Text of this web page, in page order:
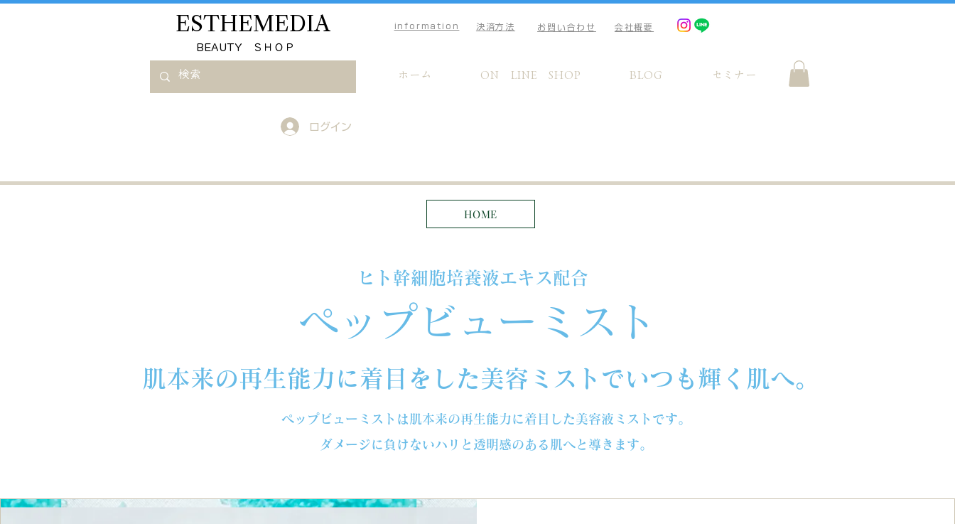
ESTHEMEDIA information 決済方法 お問い合わせ 会社概要
​BEAUTY ＳＨＯＰ
ホーム ON LINE SHOP BLOG セミナー
ログイン
HOME
ヒト幹細胞培養液エキス配合
ストーリー
ペップビューミスト
肌本来の再生能力に着目をした美容ミストでいつも輝く肌へ。
ペップビューミストは肌本来の再生能力に着目した美容液ミストです。
ダメージに負けないハリと透明感のある肌へと導きます。